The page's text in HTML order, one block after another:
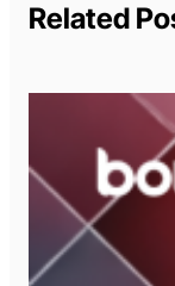
Related